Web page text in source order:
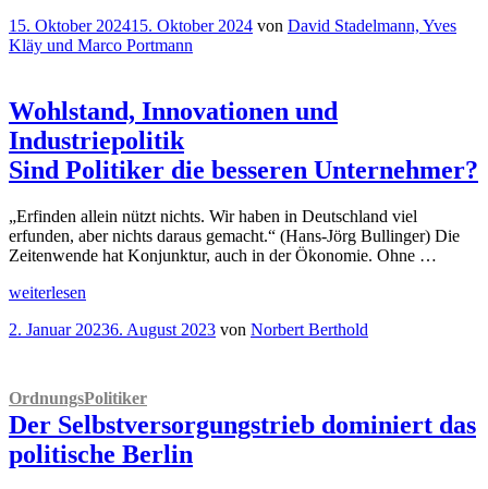
Veröffentlicht
am
15. Oktober 202415. Oktober 2024 von David Stadelmann, Yves
Kläy und Marco Portmann
Wohlstand, Innovationen und
Industriepolitik
Sind Politiker die besseren Unternehmer?
„Erfinden allein nützt nichts. Wir haben in Deutschland viel
erfunden, aber nichts daraus gemacht.“ (Hans-Jörg Bullinger) Die
Zeitenwende hat Konjunktur, auch in der Ökonomie. Ohne …
„Wohlstand,
und
Politiker
die
besseren
Unternehmer? “
weiterlesen
Veröffentlicht
2. Januar 20236. August 2023 von Norbert Berthold
OrdnungsPolitiker
Der Selbstversorgungstrieb dominiert das
politische Berlin